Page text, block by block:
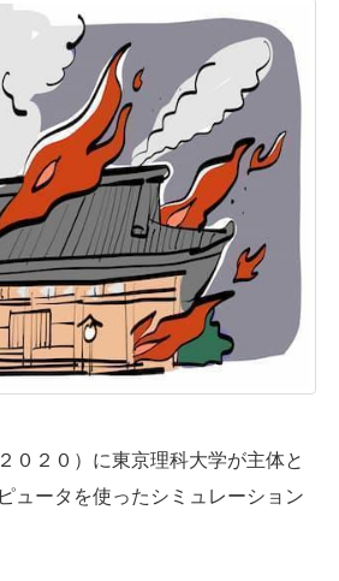
０２０）に東京理科大学が主体と
ュータを使ったシミュレーション